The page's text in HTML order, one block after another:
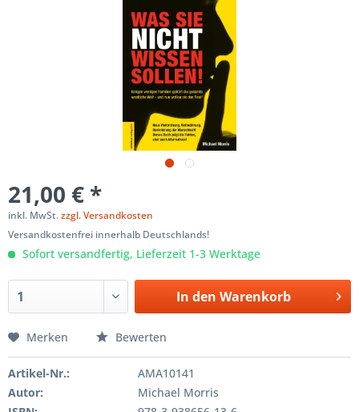
21,00 € *
inkl. MwSt.zzgl. Versandkosten
Versandkostenfrei innerhalb Deutschlands!
Sofort versandfertig, Lieferzeit 1-3 Werktage
In den Warenkorb
Merken Bewerten
Artikel-Nr.:
AMA10141
Autor:
Michael Morris